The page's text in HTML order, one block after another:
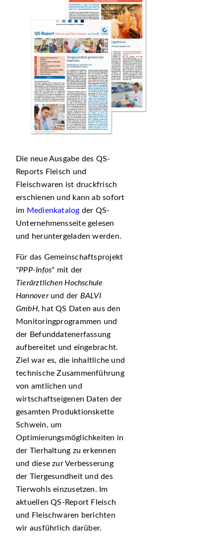
Die neue Ausgabe des QS-
Reports Fleisch und
Fleischwaren ist druckfrisch
erschienen und kann ab sofort
im Medienkatalog der QS-
Unternehmensseite gelesen
und heruntergeladen werden.
Für das Gemeinschaftsprojekt
PPP-Infos
mit der
Tierärztlichen Hochschule
Hannoverund der BALVI
GmbH, hat QS Daten aus den
Monitoringprogrammen und
der Befunddatenerfassung
aufbereitet und eingebracht.
Ziel war es, die inhaltliche und
technische Zusammenführung
von amtlichen und
wirtschaftseigenen Daten der
gesamten Produktionskette
Schwein, um
Optimierungsmöglichkeiten in
der Tierhaltung zu erkennen
und diese zur Verbesserung
der Tiergesundheit und des
Tierwohls einzusetzen. Im
aktuellen QS-Report Fleisch
und Fleischwaren berichten
wir ausführlich darüber.